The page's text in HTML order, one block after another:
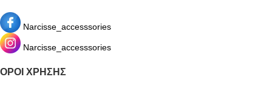
Narcisse_accesssories
Narcisse_accesssories
ΌΡΟΙ ΧΡΉΣΗΣ